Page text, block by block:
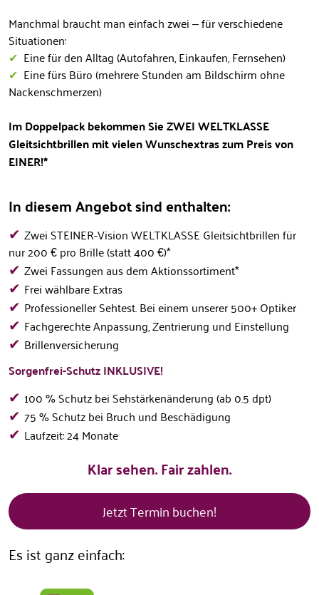
Manchmal braucht man einfach zwei – für verschiedene
Situationen:
✔ Eine für den Alltag (Autofahren, Einkaufen, Fernsehen)
✔ Eine fürs Büro (mehrere Stunden am Bildschirm ohne
Nackenschmerzen)
Im Doppelpack bekommen Sie ZWEI WELTKLASSE
Gleitsichtbrillen mit vielen Wunschextras zum Preis von
EINER!*
In diesem Angebot sind enthalten:
✔ Zwei STEINER-Vision WELTKLASSE Gleitsichtbrillen für
nur 200 € pro Brille (statt 400 €)*
✔ Zwei Fassungen aus dem Aktionssortiment*
✔ Frei wählbare Extras
✔ Professioneller Sehtest. Bei einem unserer 500+ Optiker
✔ Fachgerechte Anpassung, Zentrierung und Einstellung
✔ Brillenversicherung
Sorgenfrei-Schutz INKLUSIVE!
✔ 100 % Schutz bei Sehstärkenänderung (ab 0.5 dpt)
✔ 75 % Schutz bei Bruch und Beschädigung
✔ Laufzeit: 24 Monate
Klar sehen. Fair zahlen.
Jetzt Termin buchen!
Es ist ganz einfach: